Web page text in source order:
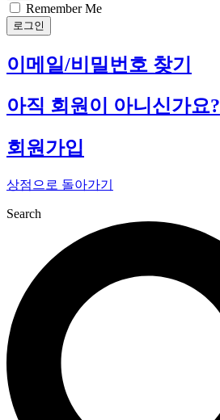
Remember Me
로그인
이메일/비밀번호 찾기
아직 회원이 아니신가요?
회원가입
상점으로 돌아가기
Search